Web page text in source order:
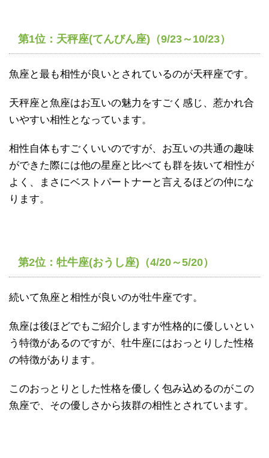
第1位：天秤座(てんびん座)（9/23～10/23）
魚座と最も相性が良いとされているのが天秤座です。
天秤座と魚座はお互いの魅力をすごく感じ、惹かれ合
いやすい相性となっています。
相性自体もすごくいいのですが、お互いの共通の趣味
ができた際には他の星座と比べても群を抜いて相性が
よく、まさにベストパートナーと言えるほどの仲にな
ります。
第2位：牡牛座(おうし座)（4/20～5/20）
続いて魚座と相性が良いのが牡牛座です。
魚座は後ほどでもご紹介しますが性格的に優しいとい
う特徴があるのですが、牡牛座にはおっとりした性格
の特徴があります。
このおっとりとした性格を優しく包み込めるのがこの
魚座で、その優しさから抜群の相性とされています。